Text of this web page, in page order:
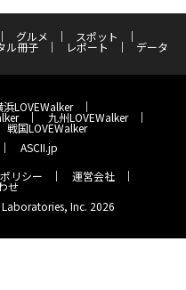
グルメ スポット
ル冊子 レポート データ
浜LOVEWalker
九州LOVEWalker
戦国LOVEWalker
ASCII.jp
リシー 運営会社
せ
Laboratories, Inc. 2026